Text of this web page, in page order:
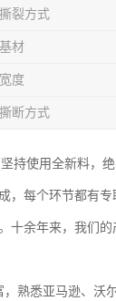
撕裂方式
基材
宽度
撕断方式
持使用全新料，
每个环节都有专
十余年来，我们
熟悉亚马逊、沃